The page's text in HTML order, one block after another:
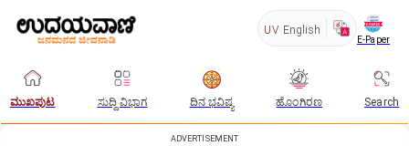
UV English
E-Paper
ಮುಖಪುಟ ಸುದ್ದಿ ವಿಭಾಗ ದಿನ ಭವಿಷ್ಯ ಹೊಂಗಿರಣ Search
ADVERTISEMENT